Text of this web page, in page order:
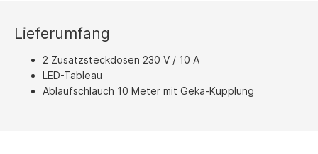
Lieferumfang
2 Zusatzsteckdosen 230 V / 10 A
LED-Tableau
Ablaufschlauch 10 Meter mit Geka-Kupplung